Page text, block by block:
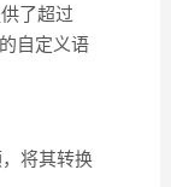
了超过
自定义语
将其转换